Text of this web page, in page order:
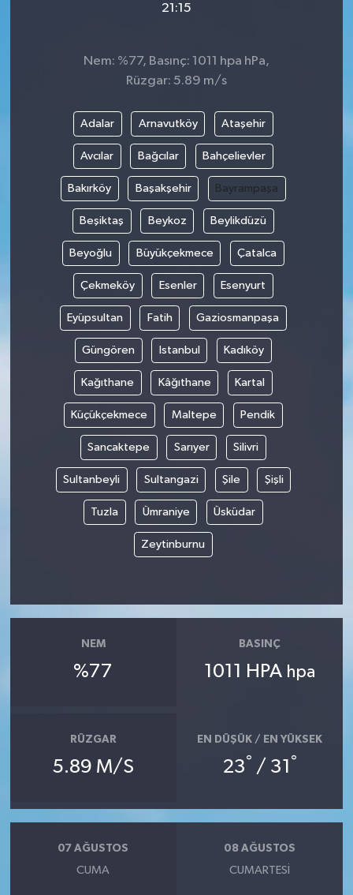
21:15
Nem: %77, Basınç: 1011 hpa hPa,
Rüzgar: 5.89 m/s
Adalar Arnavutköy Ataşehir
Avcılar Bağcılar Bahçelievler
Bakırköy Başakşehir Bayrampaşa
Beşiktaş Beykoz Beylikdüzü
Beyoğlu Büyükçekmece Çatalca
Çekmeköy Esenler Esenyurt
Eyüpsultan Fatih Gaziosmanpaşa
Güngören Istanbul Kadıköy
Kağıthane Kâğıthane Kartal
Küçükçekmece Maltepe Pendik
Sancaktepe Sarıyer Silivri
Sultanbeyli Sultangazi Şile Şişli
Tuzla Ümraniye Üsküdar
Zeytinburnu
NEM
%77
BASINÇ
1011 HPA hpa
RÜZGAR
5.89 M/S
EN DÜŞÜK / EN YÜKSEK
23° / 31 °
07 AĞUSTOS
CUMA
08 AĞUSTOS
CUMARTESI